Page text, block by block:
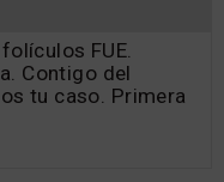
FUE.
Contigo del
tu caso. Primera